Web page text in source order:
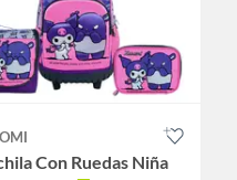
Con Ruedas Niña